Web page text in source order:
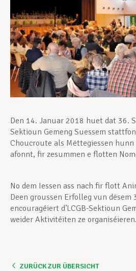
Mitglied werden
Aktuell
Den 14. Januar 2018 huet dat 36.
Sektioun Gemeng Suessem
Choucroute als Mëttegiessen
afonnt, fir zesummen e flotten
No dem Iessen ass nach fir flott
Deen groussen Erfolleg vun dësem
encouragéiert d’LCGB-Sektioun
weider Aktivitéiten ze organiséieren.
ZURÜCK ZUR ÜBERSICHT